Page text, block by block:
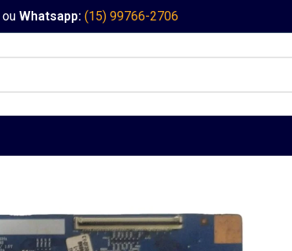
ou Whatsapp: (15) 99766-2706